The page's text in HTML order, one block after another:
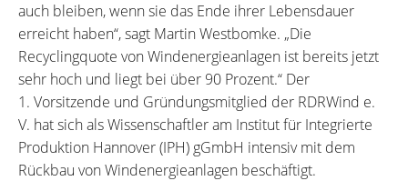
auch bleiben, wenn sie das Ende ihrer Lebensdauer
erreicht haben“, sagt Martin Westbomke. „Die
Recyclingquote von Windenergieanlagen ist bereits jetzt
sehr hoch und liegt bei über 90 Prozent.“ Der
1. Vorsitzende und Gründungsmitglied der RDRWind e.
V. hat sich als Wissenschaftler am Institut für Integrierte
Produktion Hannover (IPH) gGmbH intensiv mit dem
Rückbau von Windenergieanlagen beschäftigt.